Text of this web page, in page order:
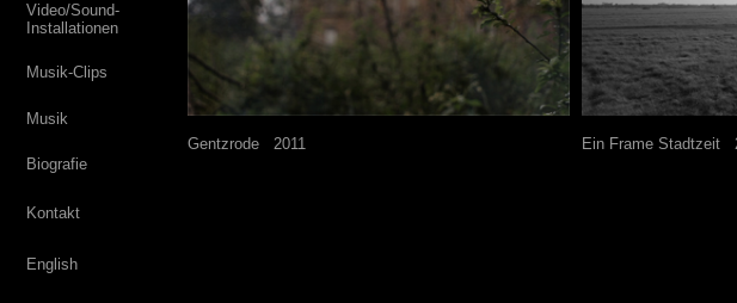
Video/Sound-
Installationen
Musik-Clips
Musik
Biografie
Kontakt
English
Gentzrode 2011 Ein Frame Stadtzeit